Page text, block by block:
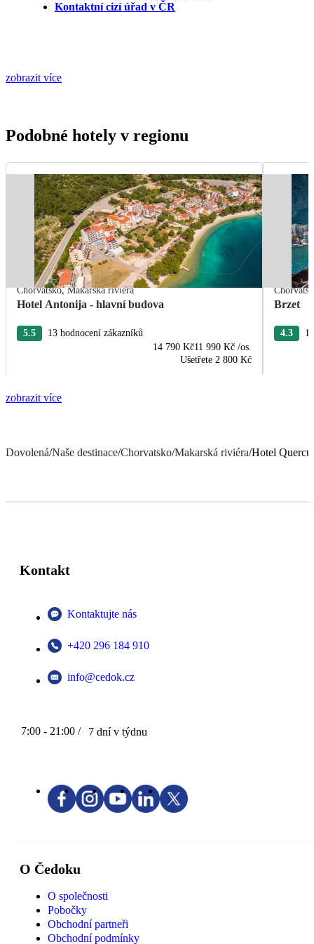
Kontaktní cizí úřad v ČR
zobrazit více
Podobné hotely v regionu
Chorvatsko,Makarská riviéra
Hotel Antonija - hlavní budova
5.5
13 hodnocení zákazníků
14 790 Kč11 990 Kč /os.
Ušetřete 2 800 Kč
Brzet
4.3
zobrazit více
Dovolená/Naše destinace/Chorvatsko/Makarská riviéra/Hotel
Kontakt
Kontaktujte nás
+420 296 184 910
info@cedok.cz
7:00 - 21:00 / 7 dní v týdnu
O Čedoku
O společnosti
Pobočky
Obchodní partneři
Obchodní podmínky